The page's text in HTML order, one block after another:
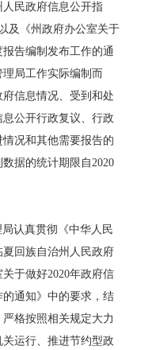
民政府信息公开指
以及《州政府办公室关于
告编制发布工作的通
理局工作实际编制 而
信息情况、受到和处
公开行政复议、行政
况和其他需要报告的
据的统计期限自2020
认真贯彻《中华人民
夏回族自治州人民政府
关于做好2020年政府信
的通知》中的要求，结
严格按照相关规定大力
运行、推进节约型政